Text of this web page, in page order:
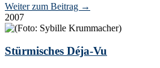
Weiter zum Beitrag →
2007
Stürmisches Déja-Vu